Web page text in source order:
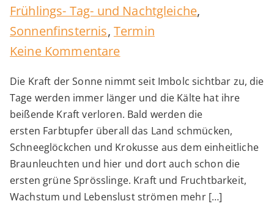
Frühlings- Tag- und Nachtgleiche,
Sonnenfinsternis, Termin
Keine Kommentarezu
Frühlings-
Tagundnachtgleiche
Die Kraft der Sonne nimmt seit Imbolc sichtbar zu, die
Tage werden immer länger und die Kälte hat ihre
beißende Kraft verloren. Bald werden die
ersten Farbtupfer überall das Land schmücken,
Schneeglöckchen und Krokusse aus dem einheitliche
Braunleuchten und hier und dort auch schon die
ersten grüne Sprösslinge. Kraft und Fruchtbarkeit,
Wachstum und Lebenslust strömen mehr […]